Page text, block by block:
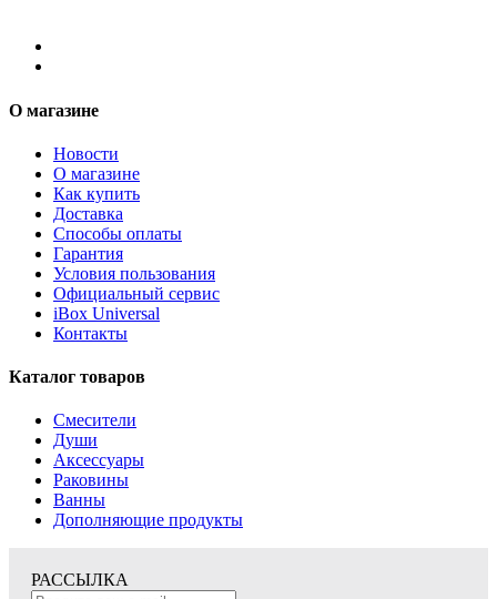
О магазине
Новости
О магазине
Как купить
Доставка
Способы оплаты
Гарантия
Условия пользования
Официальный сервис
iBox Universal
Контакты
Каталог товаров
Смесители
Души
Аксессуары
Раковины
Ванны
Дополняющие продукты
РАССЫЛКА